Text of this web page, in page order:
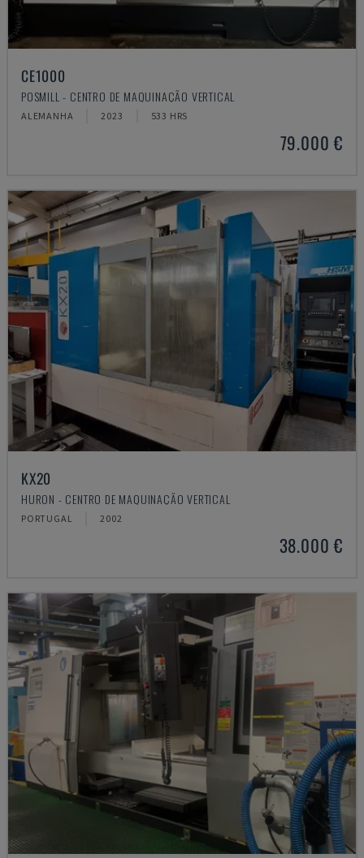
CE1000
POSMILL - CENTRO DE MAQUINAÇÃO VERTICAL
ALEMANHA 2023 533 HRS
79.000 €
KX20
HURON - CENTRO DE MAQUINAÇÃO VERTICAL
PORTUGAL 2002
38.000 €